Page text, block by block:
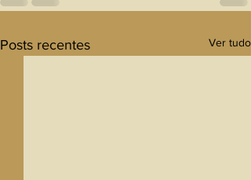
Posts recentes Ver tudo